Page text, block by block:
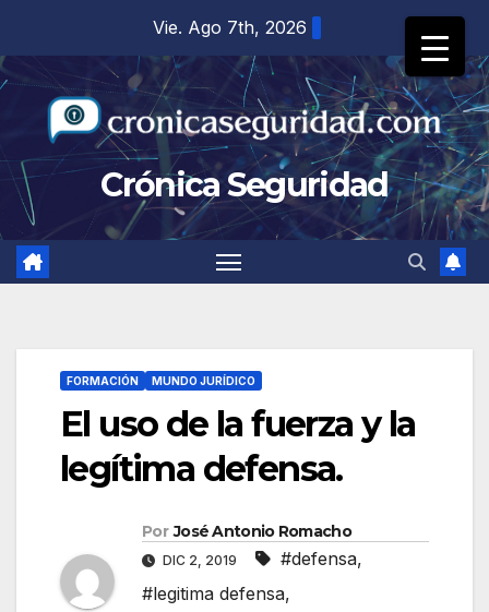
contenido
Vie. Ago 7th, 2026
Crónica Seguridad
FORMACIÓN MUNDO JURÍDICO
El uso de la fuerza y la
legítima defensa.
Por José Antonio Romacho
DIC 2, 2019 #defensa,
#legitima defensa,